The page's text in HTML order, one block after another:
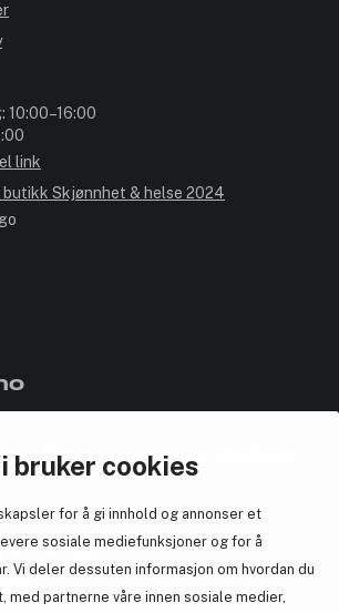
bruker cookies
for å gi innhold og annonser et
sosiale mediefunksjoner og for å
Vi deler dessuten informasjon om hvordan du
med partnerne våre innen sosiale medier,
10:00–16:00
- få poeng og eksklusive rabattkoder.